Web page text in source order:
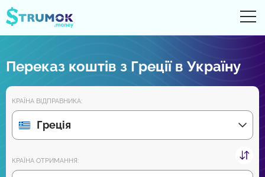
Рахунки Online
Огляди партнерів
Зовсім скоро завантажуйте додаток на Android та iPhone:
Переказ коштів з Греції в Україну
КРАЇНА ВІДПРАВНИКА:
Греція
КРАЇНА ОТРИМАННЯ: